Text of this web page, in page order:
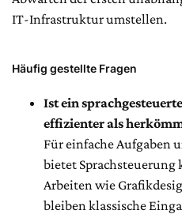
IT-Infrastruktur umstellen.
Häufig gestellte Fragen
Ist ein
effizienter als
Für einfache Aufgaben
bietet Sprachsteuerung
Arbeiten wie
bleiben klassische